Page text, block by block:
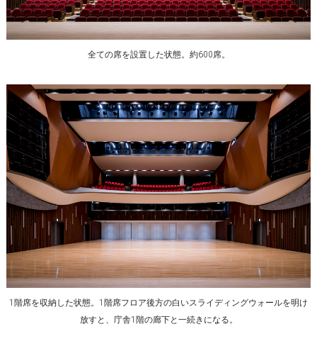
全ての席を設置した状態。約600席。
1階席を収納した状態。1階席フロア後方の白いスライディングウォールを明け
放すと、庁舎1階の廊下と一続きになる。